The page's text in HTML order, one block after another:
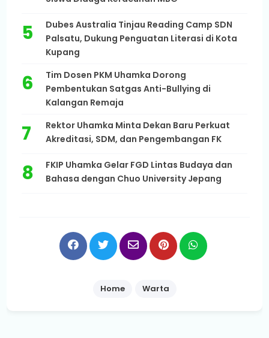
Dubes Australia Tinjau Reading Camp SDN
Palsatu, Dukung Penguatan Literasi di Kota
Kupang
Tim Dosen PKM Uhamka Dorong
Pembentukan Satgas Anti-Bullying di
Kalangan Remaja
Rektor Uhamka Minta Dekan Baru Perkuat
Akreditasi, SDM, dan Pengembangan FK
FKIP Uhamka Gelar FGD Lintas Budaya dan
Bahasa dengan Chuo University Jepang
Home Warta